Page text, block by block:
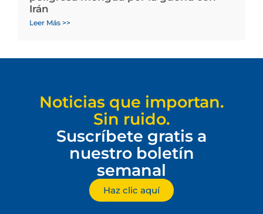
Irán
Leer Más >>
Noticias que importan.
Sin ruido.
Suscríbete gratis a
nuestro boletín
semanal
Haz clic aquí